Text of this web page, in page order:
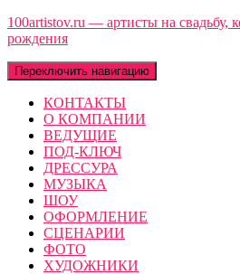
100artistov.ru — артисты на свадьбу,
рождения
Переключить навигацию
КОНТАКТЫ
О КОМПАНИИ
ВЕДУЩИЕ
ПОД-КЛЮЧ
ДРЕССУРА
МУЗЫКА
ШОУ
ОФОРМЛЕНИЕ
СЦЕНАРИИ
ФОТО
ХУДОЖНИКИ